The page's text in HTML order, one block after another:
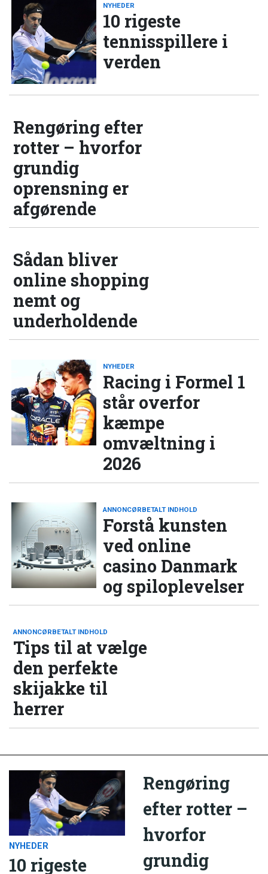
NYHEDER
10 rigeste
tennisspillere i
verden
Rengøring efter
rotter – hvorfor
grundig
oprensning er
afgørende
Sådan bliver
online shopping
nemt og
underholdende
NYHEDER
Racing i Formel 1
står overfor
kæmpe
omvæltning i
2026
ANNONCØRBETALT INDHOLD
Forstå kunsten
ved online
casino Danmark
og spiloplevelser
ANNONCØRBETALT INDHOLD
Tips til at vælge
den perfekte
skijakke til
herrer
NYHEDER
10 rigeste
Rengøring
efter rotter –
hvorfor
grundig